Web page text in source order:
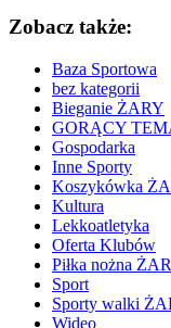
Zobacz także:
Baza Sportowa
bez kategorii
Bieganie ŻARY
GORĄCY
Gospodarka
Inne Sporty
Koszykówka
Kultura
Lekkoatletyka
Oferta Klubów
Piłka nożna
Sport
Sporty walki
Wideo